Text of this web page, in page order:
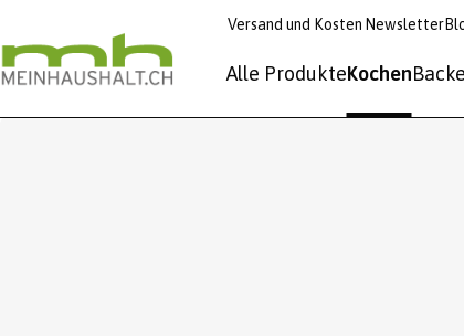
Versand und Kosten Newsletter
Alle ProdukteKochen